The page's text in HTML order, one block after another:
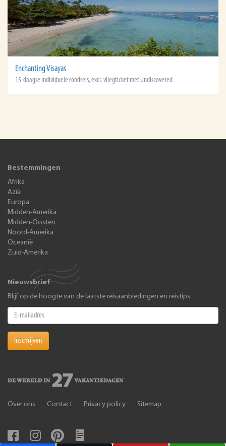
Enchanting Visayas
15-daagse individuele rondreis, excl. vliegticket met Undiscovered
Bestemmingen
Afrika
Azië
Europa
Midden-Amerika
Midden-Oosten
Noord-Amerika
Oceanië
Zuid-Amerika
Nieuwsbrief
Blijf op de hoogte van de laatste reisaanbiedingen en reistips.
Inschrijven
Over ons Contact Privacy policy Sitemap